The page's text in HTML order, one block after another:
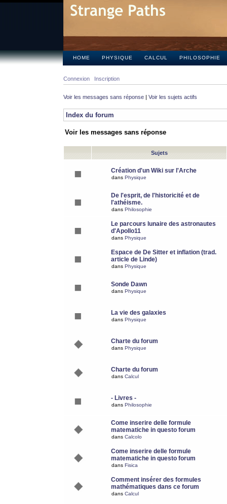
HOME PHYSIQUE CALCUL PHILOSOPHIE
Connexion Inscription
Voir les messages sans réponse | Voir les sujets actifs
Index du forum
Voir les messages sans réponse
Sujets
Création d'un Wiki sur l'Arche
dans Physique
De l'esprit, de l'historicité et de
l'athéisme.
dans Philosophie
Le parcours lunaire des astronautes
d'Apollo11
dans Physique
Espace de De Sitter et inflation (trad.
article de Linde)
dans Physique
Sonde Dawn
dans Physique
La vie des galaxies
dans Physique
Charte du forum
dans Physique
Charte du forum
dans Calcul
- Livres -
dans Philosophie
Come inserire delle formule
matematiche in questo forum
dans Calcolo
Come inserire delle formule
matematiche in questo forum
dans Fisica
Comment insérer des formules
mathématiques dans ce forum
dans Calcul